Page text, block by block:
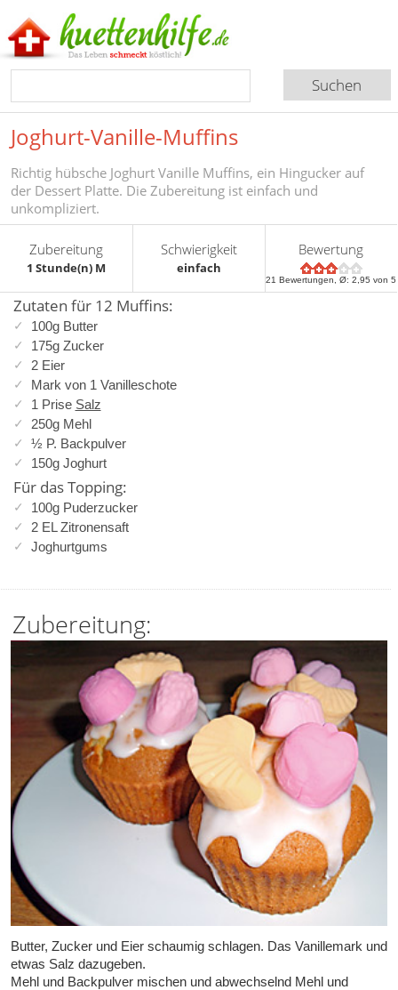
Joghurt-Vanille-Muffins
Richtig hübsche Joghurt Vanille Muffins, ein Hingucker auf
der Dessert Platte. Die Zubereitung ist einfach und
unkompliziert.
Zubereitung
1 Stunde(n) M
Schwierigkeit
einfach
Bewertung
21 Bewertungen, Ø:2,95 von 5
Zutaten für 12 Muffins:
100g Butter
175g Zucker
2 Eier
Mark von 1 Vanilleschote
1 Prise Salz
250g Mehl
½ P. Backpulver
150g Joghurt
Für das Topping:
100g Puderzucker
2 EL Zitronensaft
Joghurtgums
Zubereitung:
Butter, Zucker und Eier schaumig schlagen. Das Vanillemark und
etwas Salz dazugeben.
Mehl und Backpulver mischen und abwechselnd Mehl und